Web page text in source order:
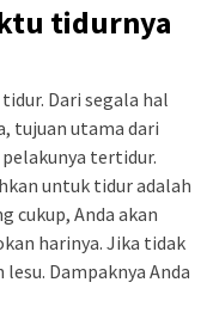
tidurnya
Dari segala hal
tujuan utama dari
tertidur.
untuk tidur adalah
cukup, Anda akan
harinya. Jika tidak
Dampaknya Anda